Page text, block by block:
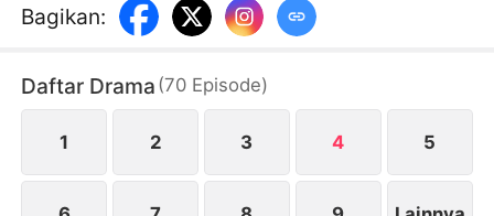
mengajukan perceraian dan mengakhiri hubungan
yang menguras dirinya. Setelah berpisah, Nia
bisnisnya sendiri, dan menemukan pasangan yang
menghargainya. Ia pun memulai babak baru
hidupnya dengan penuh kebahagiaan dan
Bagikan:
Daftar Drama (70 Episode)
1 2 3 4 5